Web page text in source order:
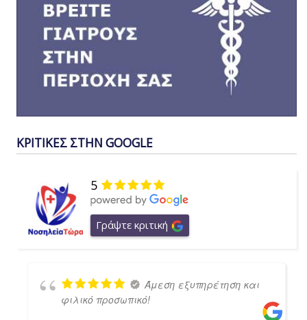
ΚΡΙΤΙΚΕΣ ΣΤΗΝ GOOGLE
5
Γράψτε κριτική
Άμεση εξυπηρέτηση και
φιλικό προσωπικό!